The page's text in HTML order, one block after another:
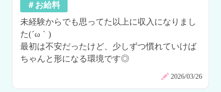
＃お給料
未経験からでも思ってた以上に収入になりまし
た(´ω｀)
最初は不安だったけど、少しずつ慣れていけば
ちゃんと形になる環境です◎
2026/03/26